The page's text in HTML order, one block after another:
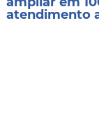
atendimento